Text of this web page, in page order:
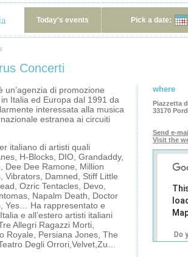
Today's events Pick a date:
Concerti
un’agenzia di promozione
Italia ed Europa dal 1991 da
interessata alla musica
estranea ai circuiti
italiano di artisti quali
H-Blocks, DIO, Grandaddy,
Dee Dee Ramone, Million
Vibrators, Damned, Stiff Little
Ozric Tentacles, Devo,
Napalm Death, Doctor
Yes… Ha rappresentato e
e all’estero artisti italiani
Allegri Ragazzi Morti,
Royale, Persiana Jones, The
Degli Orrori,Velvet,Zu…
where
Piazzetta
33170
Send e-
Visit the
Do